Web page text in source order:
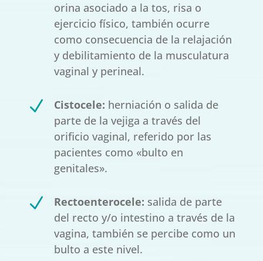
orina asociado a la tos, risa o
ejercicio físico, también ocurre
como consecuencia de la relajación
y debilitamiento de la musculatura
vaginal y perineal.
N Cistocele: herniación o salida de
parte de la vejiga a través del
orificio vaginal, referido por las
pacientes como «bulto en
genitales».
N Rectoenterocele: salida de parte
del recto y/o intestino a través de la
vagina, también se percibe como un
bulto a este nivel.